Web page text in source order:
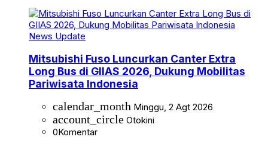
News Update
Mitsubishi Fuso Luncurkan Canter Extra
Long Bus di GIIAS 2026, Dukung Mobilitas
Pariwisata Indonesia
calendar_month Minggu, 2 Agt 2026
account_circle Otokini
0Komentar